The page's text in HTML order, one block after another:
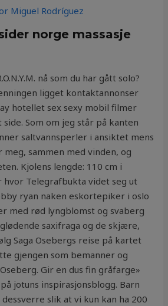
Miguel Rodríguez
norge massasje
nå som du har gått solo?
ligget kontaktannonser
hotellet sex sexy mobil filmer
Som om jeg står på kanten
saltvannsperler i ansiktet mens
meg, sammen med vinden, og
Kjolens lengde: 110 cm i
hvor Telegrafbukta videt seg ut
ryan naken eskortepiker i oslo
med rød lyngblomst og svaberg
saxifraga og de skjære,
Saga Osebergs reise på kartet
gjengen som bemanner og
Gir en dus fin gråfarge»
jotuns inspirasjonsblogg. Barn
slik at vi kun kan ha 200